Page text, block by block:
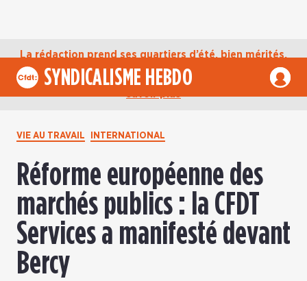
La rédaction prend ses quartiers d’été, bien mérités,
jusqu’au mardi 1er septembre. D’ici là, retrouvez
l’actualité de la CFDT sur notre compte Bluesky. En
SYNDICALISME HEBDO
VIE AU TRAVAIL INTERNATIONAL
Réforme européenne des
marchés publics : la CFDT
Services a manifesté devant
Bercy